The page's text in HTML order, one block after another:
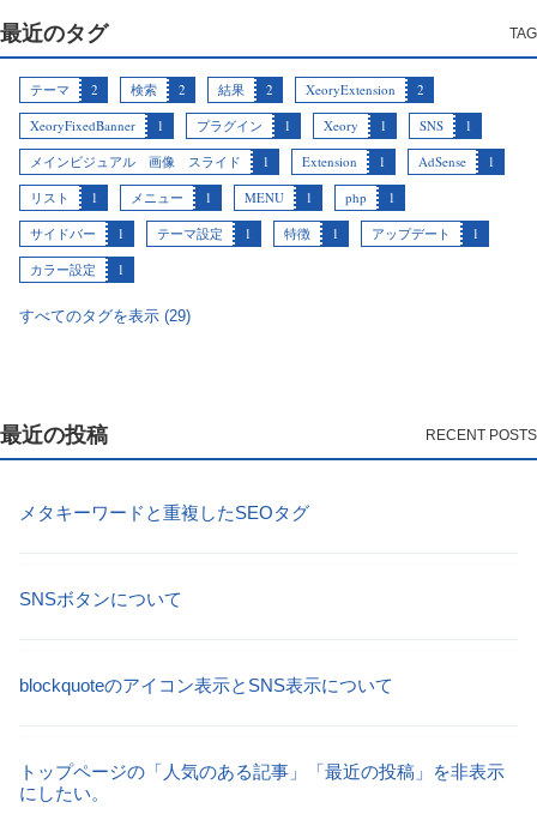
最近のタグ
テーマ 2 検索 2 結果 2 XeoryExtension
2
XeoryFixedBanner
1 プラグイン 1 Xeory 1 SNS
1
メインビジュアル 画像 スライド
1 Extension 1 AdSense
1
リスト
1 メニュー 1 MENU 1 php
1
サイドバー
1 テーマ設定 1 特徴 1 アップデート
1
カラー設定
1
すべてのタグを表示 (29)
最近の投稿
メタキーワードと重複したSEOタグ
SNSボタンについて
blockquoteのアイコン表示とSNS表示について
トップページの「人気のある記事」「最近の投稿」を非表示
にしたい。